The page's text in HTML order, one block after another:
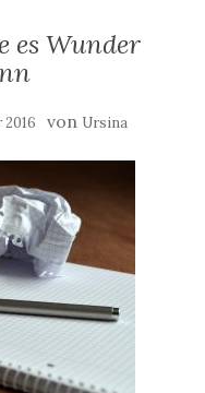
es Wunder
von Ursina